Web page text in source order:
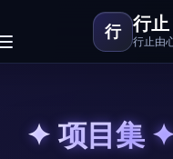
Toggle
navigation
行 行止
行止由
✦ 项目集